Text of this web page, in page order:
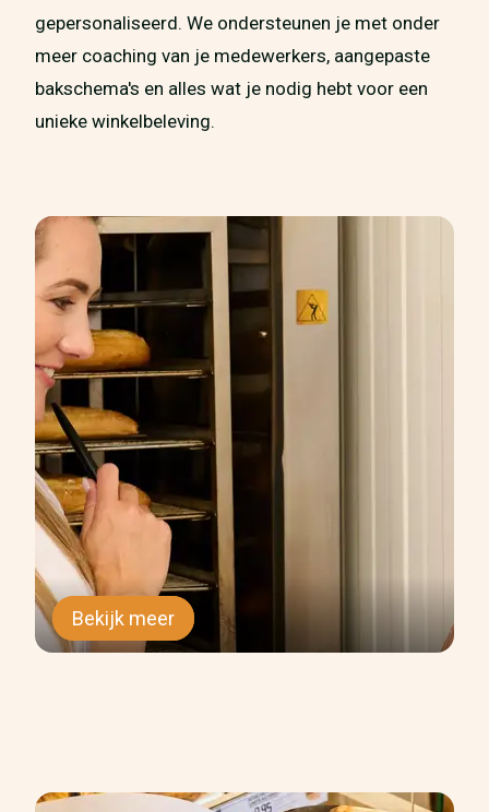
gepersonaliseerd. We ondersteunen je met onder
meer coaching van je medewerkers, aangepaste
bakschema's en alles wat je nodig hebt voor een
unieke winkelbeleving.
Bekijk meer